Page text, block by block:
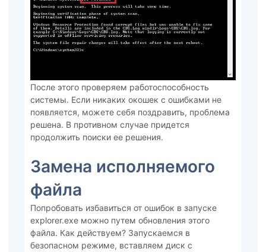
После этого проверяем работоспособность
системы. Если никаких окошек с ошибками не
появляется, можете себя поздравить, проблема
решена. В противном случае придется
продолжить поиски ее решения.
Замена исполняемого
файла
Попробовать избавиться от ошибок в запуске
explorer.exe можно путем обновления этого
файла. Как действуем? Запускаемся в
безопасном режиме, вставляем диск с